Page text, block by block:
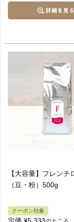
【大容量】フレンチ
（豆・粉）500g
クーポン対象
定価 ¥5,333